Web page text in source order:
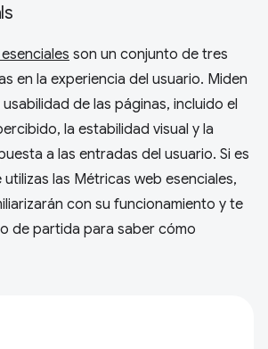
son un conjunto de tres
en la experiencia del usuario. Miden
de las páginas, incluido el
la estabilidad visual y la
a las entradas del usuario. Si es
las Métricas web esenciales,
con su funcionamiento y te
de partida para saber cómo